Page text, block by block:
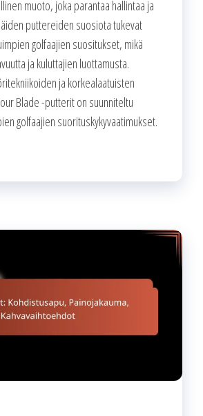
muoto, joka parantaa hallintaa ja
puttereiden suosiota tukevat
golfaajien suositukset, mikä
ja kuluttajien luottamusta.
ja korkealaatuisten
Blade -putterit on suunniteltu
golfaajien suorituskykyvaatimukset.